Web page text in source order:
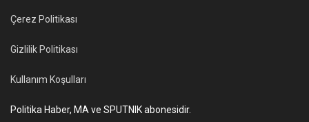
Çerez Politikası
Gizlilik Politikası
Kullanım Koşulları
Politika Haber, MA ve SPUTNIK abonesidir.